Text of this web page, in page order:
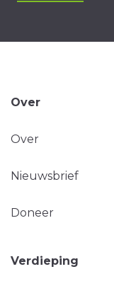
Over
Over
Nieuwsbrief
Doneer
Verdieping